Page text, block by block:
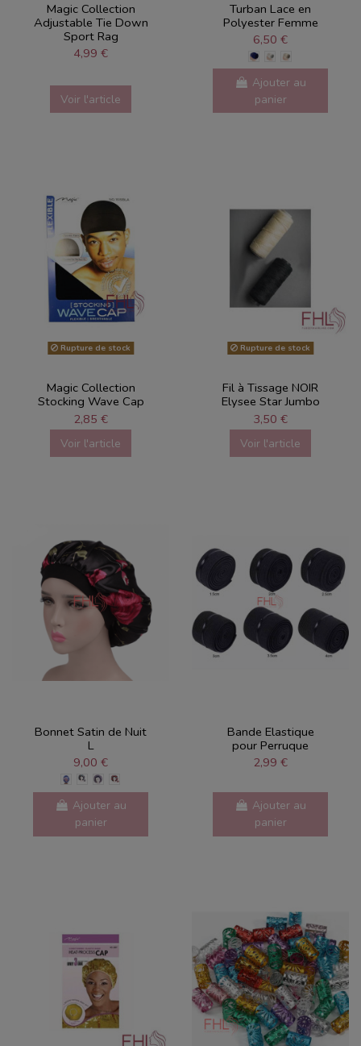
Magic Collection
Adjustable Tie Down
Sport Rag
4,99 €
Voir l'article
Turban Lace en
Polyester Femme
6,50 €
Ajouter au
panier
Rupture de stock
Magic Collection
Stocking Wave Cap
2,85 €
Voir l'article
Rupture de stock
Fil à Tissage NOIR
Elysee Star Jumbo
3,50 €
Voir l'article
Bonnet Satin de Nuit
L
9,00 €
Ajouter au
panier
Bande Elastique
pour Perruque
2,99 €
Ajouter au
panier